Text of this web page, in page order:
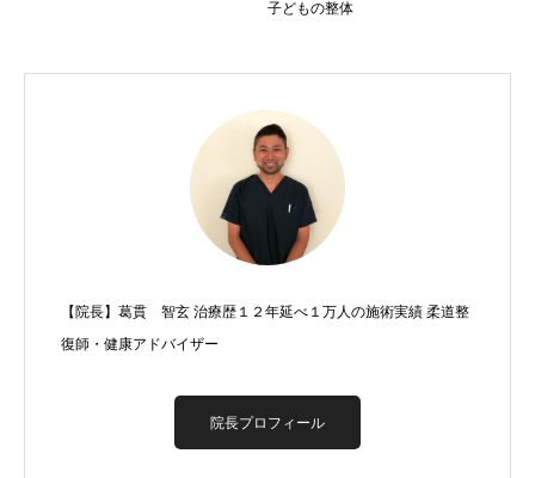
子どもの整体
【院長】葛貫 智玄 治療歴１２年延べ１万人の施術実績 柔道整
復師・健康アドバイザー
院長プロフィール